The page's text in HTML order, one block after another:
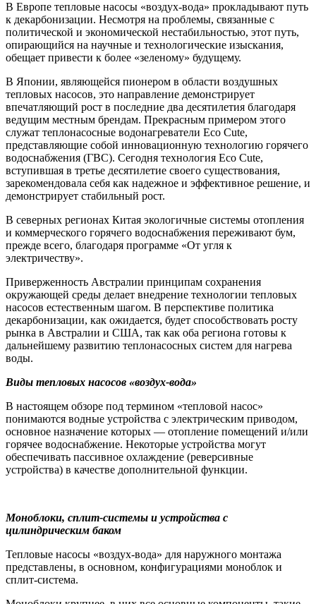
В Европе тепловые насосы «воздух-вода» прокладывают путь
к декарбонизации. Несмотря на проблемы, связанные с
политической и экономической нестабильностью, этот путь,
опирающийся на научные и технологические изыскания,
обещает привести к более «зеленому» будущему.
В Японии, являющейся пионером в области воздушных
тепловых насосов, это направление демонстрирует
впечатляющий рост в последние два десятилетия благодаря
ведущим местным брендам. Прекрасным примером этого
служат теплонасосные водонагреватели Eco Cute,
представляющие собой инновационную технологию горячего
водоснабжения (ГВС). Сегодня технология Eco Cute,
вступившая в третье десятилетие своего существования,
зарекомендовала себя как надежное и эффективное решение, и
демонстрирует стабильный рост.
В северных регионах Китая экологичные системы отопления
и коммерческого горячего водоснабжения переживают бум,
прежде всего, благодаря программе «От угля к
электричеству».
Приверженность Австралии принципам сохранения
окружающей среды делает внедрение технологии тепловых
насосов естественным шагом. В перспективе политика
декарбонизации, как ожидается, будет способствовать росту
рынка в Австралии и США, так как оба региона готовы к
дальнейшему развитию теплонасосных систем для нагрева
воды.
Виды тепловых насосов «воздух-вода»
В настоящем обзоре под термином «тепловой насос»
понимаются водные устройства с электрическим приводом,
основное назначение которых — отопление помещений и/или
горячее водоснабжение. Некоторые устройства могут
обеспечивать пассивное охлаждение (реверсивные
устройства) в качестве дополнительной функции.
Моноблоки, сплит-системы и устройства с
цилиндрическим баком
Тепловые насосы «воздух-вода» для наружного монтажа
представлены, в основном, конфигурациями моноблок и
сплит-система.